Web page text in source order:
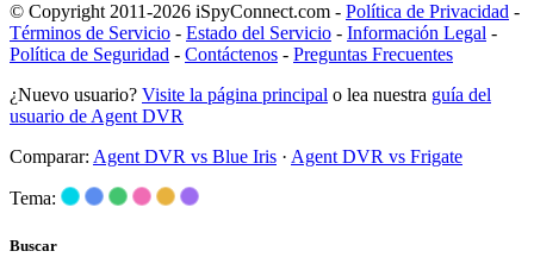
© Copyright 2011-2026 iSpyConnect.com - Política de Privacidad -
Términos de Servicio - Estado del Servicio - Información Legal -
Política de Seguridad - Contáctenos - Preguntas Frecuentes
¿Nuevo usuario? Visite la página principal o lea nuestra guía del
usuario de Agent DVR
Comparar: Agent DVR vs Blue Iris · Agent DVR vs Frigate
Tema:
Buscar